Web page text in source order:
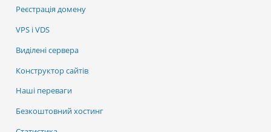
Реєстрація домену
VPS і VDS
Виділені сервера
Конструктор сайтів
Наші переваги
Безкоштовний хостинг